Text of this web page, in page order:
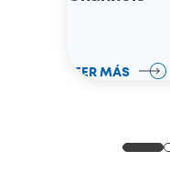
LEER MÁS